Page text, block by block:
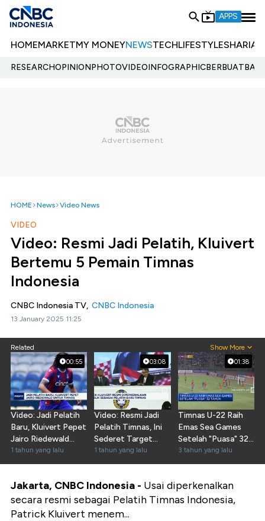
APPS
HOMEMARKETMY MONEYNEWSTECHLIFESTYLESHARIA
RESEARCHOPINIONPHOTOVIDEOINFOGRAPHIC
HOME News Video News
VIDEO
Video: Resmi Jadi Pelatih, Kluivert
Bertemu 5 Pemain Timnas
Indonesia
CNBC Indonesia TV, CNBC Indonesia
13 January 2025 11:25
Related Show More
00:55
Video: Jadi Pelatih
Baru, Kluivert Pepet
Jairo Riedewald
Untuk Timnas
1 tahun yang lalu
03:08
Video: Resmi Jadi
Pelatih Timnas, Ini
Sederet Target
Kluivert
1 tahun yang lalu
01:38
Timnas U-22 Raih
Emas Sea Games
Setelah "Puasa" 32
Tahun
3 tahun yang lalu
Jakarta, CNBC Indonesia - Usai diperkenalkan
secara resmi sebagai Pelatih Timnas Indonesia,
Patrick Kluivert menem...